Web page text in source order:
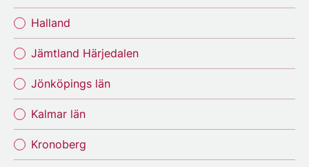
Halland
Jämtland Härjedalen
Jönköpings län
Kalmar län
Kronoberg